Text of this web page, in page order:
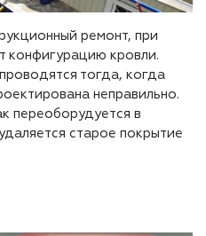
ремонт, при
конфигурацию кровли.
тогда, когда
неправильно.
переоборудуется в
старое покрытие